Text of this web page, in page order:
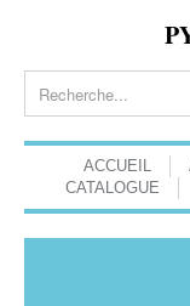
ACCUEIL
CATALOGUE